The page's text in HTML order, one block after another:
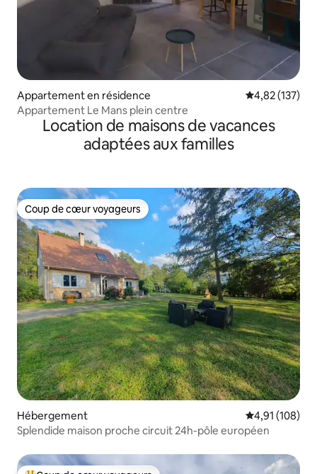
Appartement en résidence Évaluation
4,82 (137)
Appartement Le Mans plein centre
Location de maisons de vacances
adaptées aux familles
Coup de cœur voyageurs
Coup de cœur voyageurs
Hébergement Évaluation
4,91 (108)
Splendide maison proche circuit 24h-pôle européen